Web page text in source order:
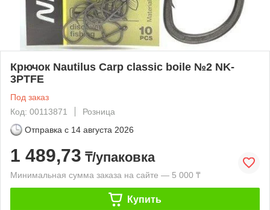
Крючок Nautilus Carp classic boile №2 NK-
3PTFE
Под заказ
Код: 00113871
Розница
Отправка с 14 августа 2026
1 489,73 ₸/упаковка
Минимальная сумма заказа на сайте — 5 000 ₸
Купить